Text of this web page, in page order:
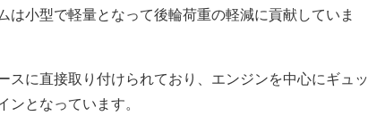
は小型で軽量となって後輪荷重の軽減に貢献していま
スに直接取り付けられており、エンジンを中心にギュッ
となっています。